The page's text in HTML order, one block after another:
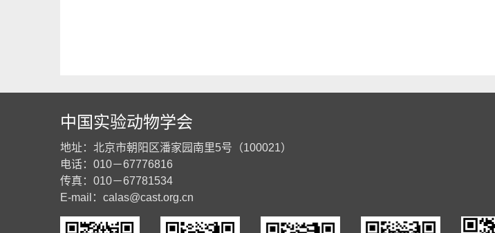
中国实验动物学会
地址：北京市朝阳区潘家园南里5号（100021）
电话：010－67776816
传真：010－67781534
E-mail： calas@cast.org.cn